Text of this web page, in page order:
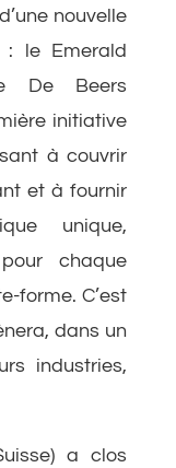
nouvelle
: le Emerald
De Beers
initiative
à couvrir
et à fournir
unique,
chaque
forme. C’est
dans un
industries,
a clos